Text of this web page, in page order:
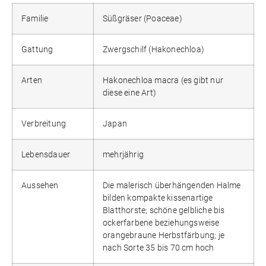
Familie Süßgräser (Poaceae)
Gattung Zwergschilf (Hakonechloa)
Arten
Hakonechloa macra (es gibt nur
diese eine Art)
Verbreitung Japan
Lebensdauer mehrjährig
Aussehen
Die malerisch überhängenden Halme
bilden kompakte kissenartige
Blatthorste; schöne gelbliche bis
ockerfarbene beziehungsweise
orangebraune Herbstfärbung; je
nach Sorte 35 bis 70 cm hoch